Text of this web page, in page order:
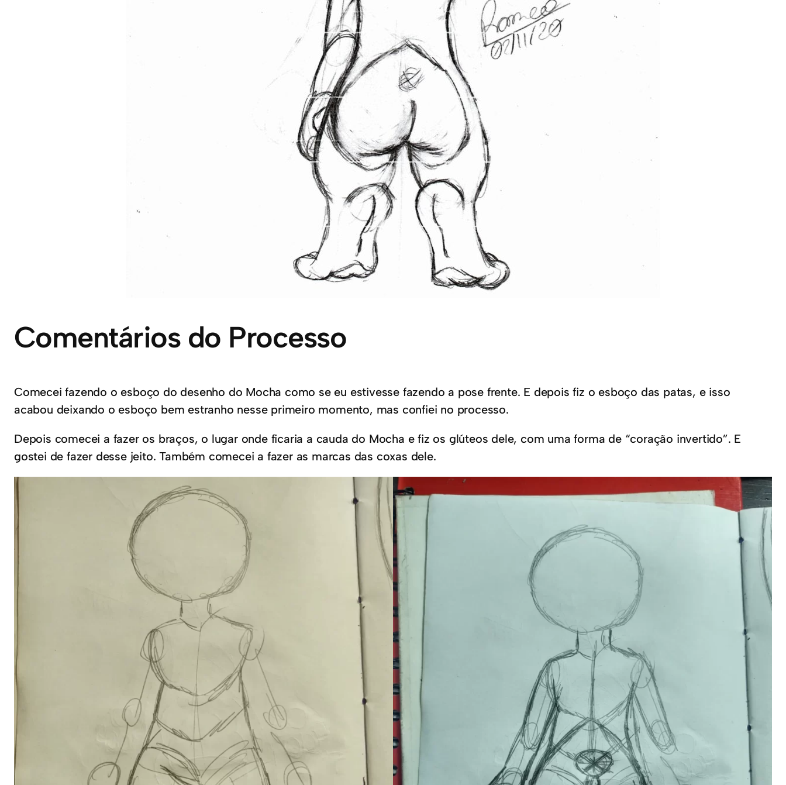
Comentários do Processo
Comecei fazendo o esboço do desenho do Mocha como se eu estivesse fazendo a pose frente. E depois fiz o esboço das patas, e isso
acabou deixando o esboço bem estranho nesse primeiro momento, mas confiei no processo.
Depois comecei a fazer os braços, o lugar onde ficaria a cauda do Mocha e fiz os glúteos dele, com uma forma de “coração invertido”. E
gostei de fazer desse jeito. Também comecei a fazer as marcas das coxas dele.